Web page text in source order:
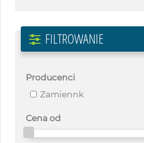
FILTROWANIE
Producenci
Zamiennk
Cena od